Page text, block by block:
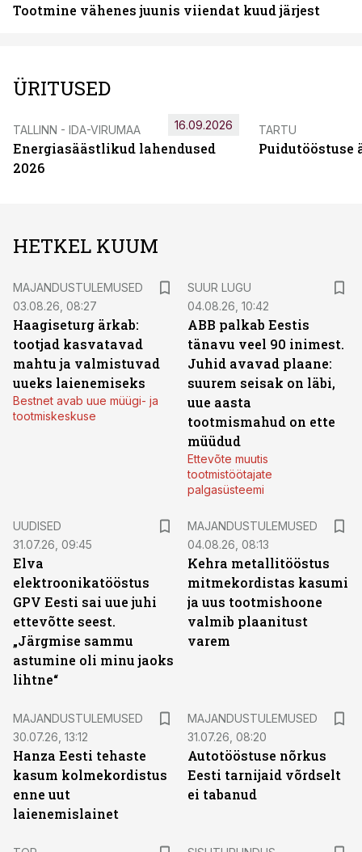
Tootmine vähenes juunis viiendat kuud järjest
ÜRITUSED
TALLINN - IDA-VIRUMAA
Energiasäästlikud lahendused
2026
16.09.2026 TARTU
Puidutööstuse
HETKEL KUUM
MAJANDUSTULEMUSED
03.08.26, 08:27
Haagiseturg ärkab:
tootjad kasvatavad
mahtu ja valmistuvad
uueks laienemiseks
Bestnet avab uue müügi- ja
tootmiskeskuse
SUUR LUGU
04.08.26, 10:42
ABB palkab Eestis
tänavu veel 90 inimest.
Juhid avavad plaane:
suurem seisak on läbi,
uue aasta
tootmismahud on ette
müüdud
Ettevõte muutis
tootmistöötajate
palgasüsteemi
UUDISED
31.07.26, 09:45
Elva
elektroonikatööstus
GPV Eesti sai uue juhi
ettevõtte seest.
„Järgmise sammu
astumine oli minu jaoks
lihtne“
MAJANDUSTULEMUSED
04.08.26, 08:13
Kehra metallitööstus
mitmekordistas kasumi
ja uus tootmishoone
valmib plaanitust
varem
MAJANDUSTULEMUSED
30.07.26, 13:12
Hanza Eesti tehaste
kasum kolmekordistus
enne uut
laienemislainet
MAJANDUSTULEMUSED
31.07.26, 08:20
Autotööstuse nõrkus
Eesti tarnijaid võrdselt
ei tabanud